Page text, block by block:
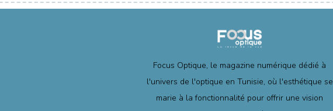
Focus Optique, le magazine numérique dédié à
l'univers de l'optique en Tunisie, où l'esthétique se
marie à la fonctionnalité pour offrir une vision